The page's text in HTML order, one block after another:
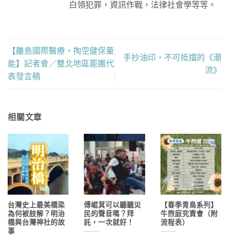
白領犯罪，資訊作戰，法律社會學等等。
【離島國際醫療，掏空健保量
能】記者會／雙北地區罷團代
表發言稿
手抄油印，不可抵擋的《潮
流》
相關文章
台灣史上最美橋梁
為何被肢解？明治
橋與台灣神社的故
事
傅崐萁可以聽聽災
民的聲音嗎？拜
託，一次就好！
【春季青鳥系列】
牛煦庭究責會（附
流程表）